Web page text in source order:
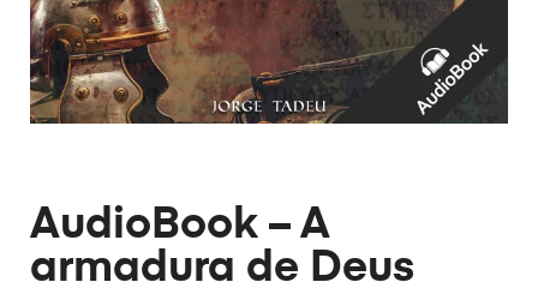
AudioBook – A
armadura de Deus